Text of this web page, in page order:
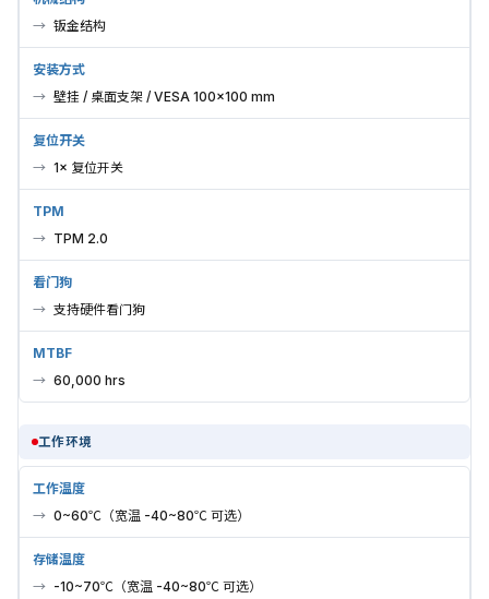
钣金结构
安装方式
壁挂 / 桌面支架 / VESA 100×100 mm
复位开关
1× 复位开关
TPM
TPM 2.0
看门狗
支持硬件看门狗
MTBF
60,000 hrs
工作环境
工作温度
0~60℃（宽温 -40~80℃ 可选）
存储温度
-10~70℃（宽温 -40~80℃ 可选）